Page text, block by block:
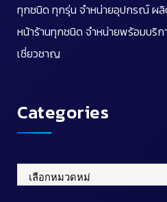
ทุกชนิด ทุกรุ่น จำหน่ายอุปกรณ์ ผ
หน้าร้านทุกชนิด จำหน่ายพร้อมบริ
เชี่ยวชาญ
Categories
Categories